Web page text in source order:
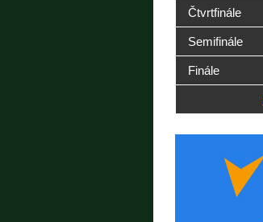
Čtvrtfinále
Semifinále
Finále